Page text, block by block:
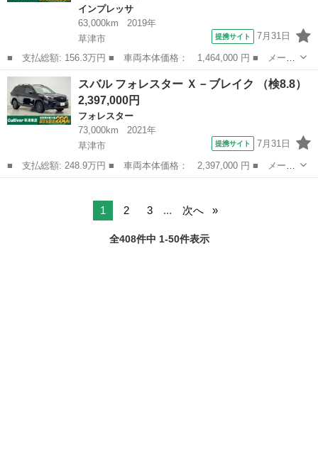
インプレッサ
63,000km
2019年
草津市
提携サイト 7月31日
■ 支払総額: 156.3万円 ■ 車両本体価格： 1,464,000 円 ■ メーカ
ー名： スバル ■ 車種名： ＸＶ ■ グレード名： ２．０ｉ－
Ｌ アイサイト 禁煙車／純正メーカーＯＰナビ／アイサイト／クル
ーズコント...
滋賀 草津市
スバル フォレスター Ｘ－ブレイク （検8.8）
2,397,000円
フォレスター
73,000km
2021年
草津市
提携サイト 7月31日
■ 支払総額: 248.9万円 ■ 車両本体価格： 2,397,000 円 ■ メーカ
ー名： スバル ■ 車種名： フォレスター ■ グレード名： Ｘ－
1 2 3 ... 次へ
全408件中 1-50件表示